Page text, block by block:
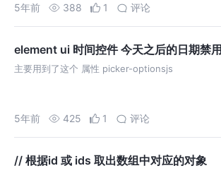
5年前 388 1 评论
element ui 时间控件 今天之后的日期禁用
主要用到了这个 属性 picker-optionsjs
5年前 425 1 评论
// 根据id 或 ids 取出数组中对应的对象